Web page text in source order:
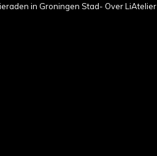
in Groningen Stad- Over LiAtelier